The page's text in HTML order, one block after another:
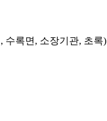
수록면, 소장기관, 초록)